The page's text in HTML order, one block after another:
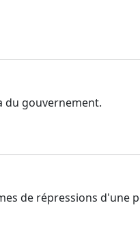
du gouvernement.
de répressions d'une